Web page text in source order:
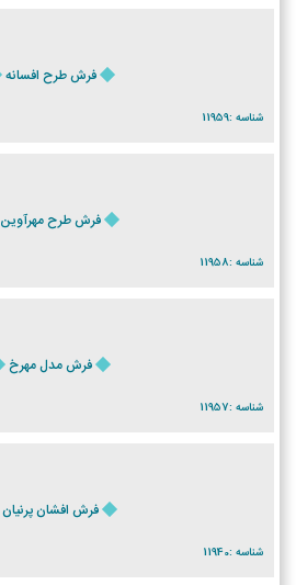
فرش طرح افسانه
شناسه :11959
فرش طرح مهرآوین
شناسه :11958
فرش مدل مهرخ
شناسه :11957
فرش افشان پرنیان
شناسه :11940